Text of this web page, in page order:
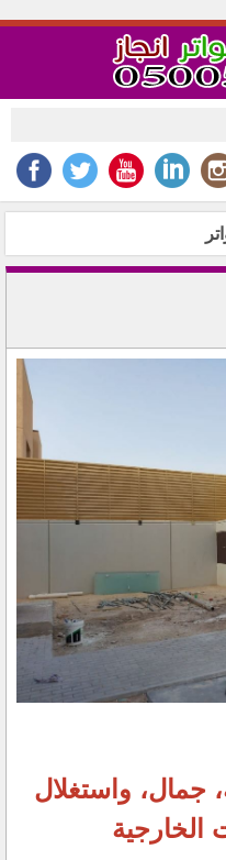
جمال، واستغلال
الخارجية